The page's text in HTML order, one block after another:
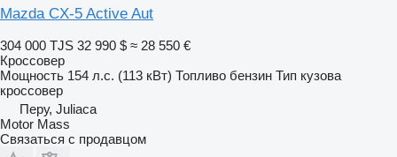
Mazda CX-5 Active Aut
304 000 TJS 32 990 $ ≈ 28 550 €
Кроссовер
Мощность 154 л.с. (113 кВт) Топливо бензин Тип кузова
кроссовер
Перу, Juliaca
Motor Mass
Связаться с продавцом